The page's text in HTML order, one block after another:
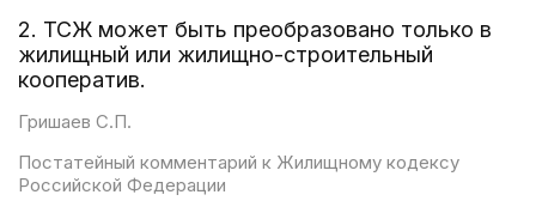
2. ТСЖ может быть преобразовано только в
жилищный или жилищно-строительный
кооператив.
Гришаев С.П.
Постатейный комментарий к Жилищному кодексу
Российской Федерации